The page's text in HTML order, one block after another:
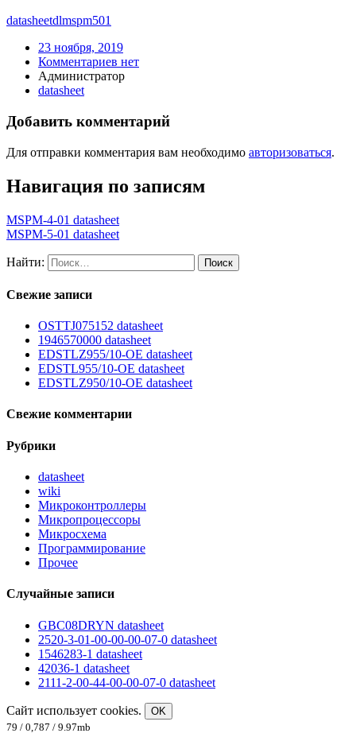
datasheetdlmspm501
23 ноября, 2019
Комментариев нет
Администратор
datasheet
Добавить комментарий
Для отправки комментария вам необходимо авторизоваться.
Навигация по записям
MSPM-4-01 datasheet
MSPM-5-01 datasheet
Найти:
Свежие записи
OSTTJ075152 datasheet
1946570000 datasheet
EDSTLZ955/10-OE datasheet
EDSTL955/10-OE datasheet
EDSTLZ950/10-OE datasheet
Свежие комментарии
Рубрики
datasheet
wiki
Микроконтроллеры
Микропроцессоры
Микросхема
Программирование
Прочее
Случайные записи
GBC08DRYN datasheet
2520-3-01-00-00-00-07-0 datasheet
1546283-1 datasheet
42036-1 datasheet
2111-2-00-44-00-00-07-0 datasheet
Сайт использует cookies.
OK
79 / 0,787 / 9.97mb